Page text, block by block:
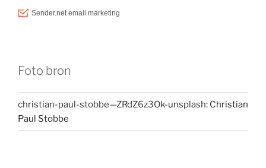
Foto bron
christian-paul-stobbe—ZRdZ6z3Ok-unsplash: Christian
Paul Stobbe